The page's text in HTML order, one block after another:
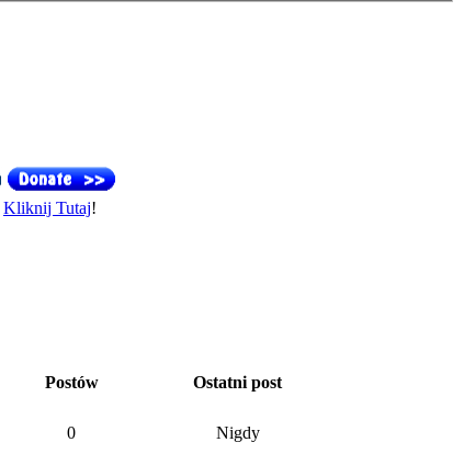
Kliknij Tutaj!
Postów
Ostatni post
0 Nigdy